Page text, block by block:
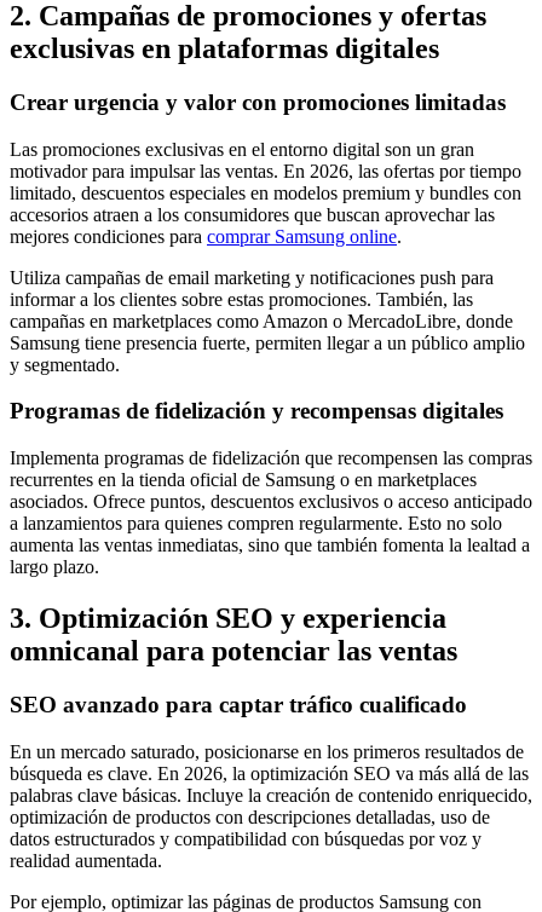
2. Campañas de promociones y ofertas
exclusivas en plataformas digitales
Crear urgencia y valor con promociones limitadas
Las promociones exclusivas en el entorno digital son un gran
motivador para impulsar las ventas. En 2026, las ofertas por tiempo
limitado, descuentos especiales en modelos premium y bundles con
accesorios atraen a los consumidores que buscan aprovechar las
mejores condiciones para comprar Samsung online.
Utiliza campañas de email marketing y notificaciones push para
informar a los clientes sobre estas promociones. También, las
campañas en marketplaces como Amazon o MercadoLibre, donde
Samsung tiene presencia fuerte, permiten llegar a un público amplio
y segmentado.
Programas de fidelización y recompensas digitales
Implementa programas de fidelización que recompensen las compras
recurrentes en la tienda oficial de Samsung o en marketplaces
asociados. Ofrece puntos, descuentos exclusivos o acceso anticipado
a lanzamientos para quienes compren regularmente. Esto no solo
aumenta las ventas inmediatas, sino que también fomenta la lealtad a
largo plazo.
3. Optimización SEO y experiencia
omnicanal para potenciar las ventas
SEO avanzado para captar tráfico cualificado
En un mercado saturado, posicionarse en los primeros resultados de
búsqueda es clave. En 2026, la optimización SEO va más allá de las
palabras clave básicas. Incluye la creación de contenido enriquecido,
optimización de productos con descripciones detalladas, uso de
datos estructurados y compatibilidad con búsquedas por voz y
realidad aumentada.
Por ejemplo, optimizar las páginas de productos Samsung con